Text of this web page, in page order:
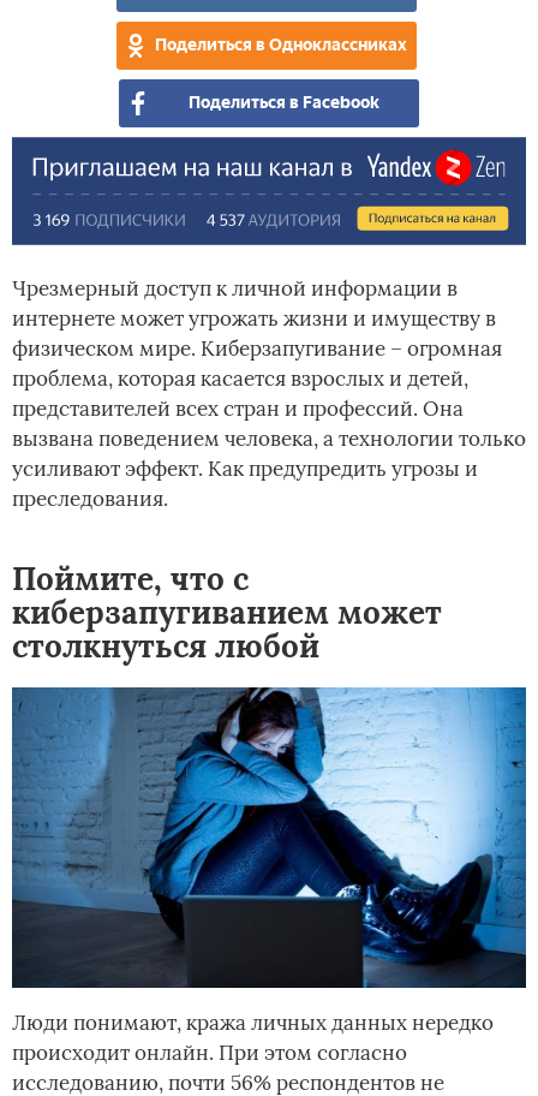
Поделиться в Одноклассниках
Поделиться в Facebook
Чрезмерный доступ к личной информации в
интернете может угрожать жизни и имуществу в
физическом мире. Киберзапугивание – огромная
проблема, которая касается взрослых и детей,
представителей всех стран и профессий. Она
вызвана поведением человека, а технологии только
усиливают эффект. Как предупредить угрозы и
преследования.
Поймите, что с
киберзапугиванием может
столкнуться любой
Люди понимают, кража личных данных нередко
происходит онлайн. При этом согласно
исследованию, почти 56% респондентов не